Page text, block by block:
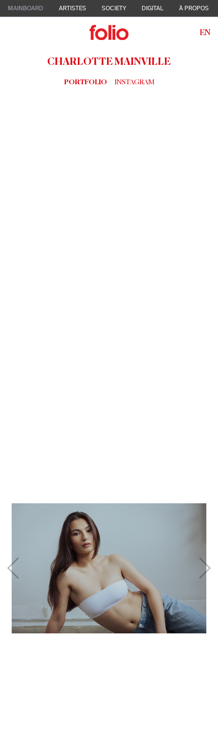
MAINBOARD ARTISTES SOCIETY DIGITAL À PROPOS
EN
CHARLOTTE MAINVILLE
PORTFOLIO INSTAGRAM